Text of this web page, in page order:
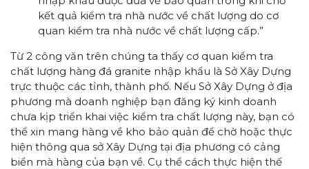
kết quả kiểm tra nhà nước về chất lượng do cơ
quan kiểm tra nhà nước về chất lượng cấp.”
Từ 2 công văn trên chúng ta thấy cơ quan kiểm tra
chất lượng hàng đá granite nhập khẩu là Sở Xây Dựng
trực thuộc các tỉnh, thành phố. Nếu Sở Xây Dựng ở địa
phương mà doanh nghiệp bạn đăng ký kinh doanh
chưa kịp triển khai việc kiểm tra chất lượng này, bạn có
thể xin mang hàng về kho bảo quản để chờ hoặc thực
hiện thông qua sở Xây Dựng tại địa phương có cảng
biển mà hàng của bạn về. Cụ thể cách thực hiện thế